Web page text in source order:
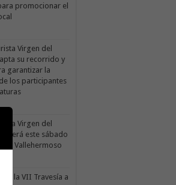
promocionar el
Virgen del
su recorrido y
garantizar la
los participantes
Virgen del
este sábado
de Vallehermoso
la VII Travesía a